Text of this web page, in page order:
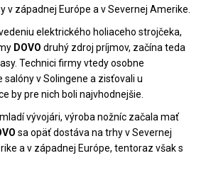
v západnej Európe a v Severnej Amerike.
elektrického holiaceho strojčeka,
DOVO druhý zdroj príjmov, začína teda
Technici firmy vtedy osobne
v Solingene a zisťovali u
by pre nich boli najvhodnejšie.
vývojári, výroba nožníc začala mať
sa opäť dostáva na trhy v Severnej
a v západnej Európe, tentoraz však s